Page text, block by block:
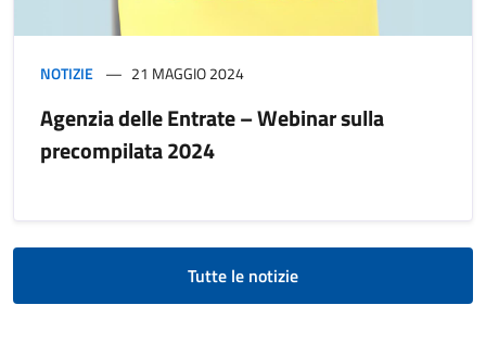
NOTIZIE 21 MAGGIO 2024
Agenzia delle Entrate – Webinar sulla
precompilata 2024
Tutte le notizie